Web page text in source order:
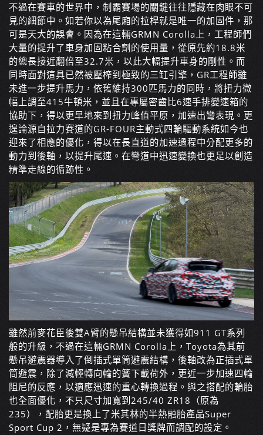
不過在賽車的世界中，制霸賽場的關鍵往往隱藏在肉眼不可
見的細節中。如若你以為尾廂的拉桿就是唯一的加固件，那
可是天大的誤會。因為在這輛GRMN Corolla上，工程師們
大量的提升了車身加固粘合劑的使用量，從原先約18.8米
的總長接近翻倍至32.7米，以此大幅提升車身的剛性。而
同時面對這具已然被壓榨到極致的三缸引擎，GR工程師雖
未進一步提升馬力，依舊維持300匹馬力的同時，將扭力微
幅上調至415牛頓米，並且在專屬密齒比6速手排變速箱的
協助下，得以更早地來到扭力峰值平原，加速出彎表現。更
遑論源自拉力賽道的GR-FOUR主動式四輪驅動系統如今也
迎來了相應的優化，得以在長直道的加速過程中分配更多的
動力到後軸，以提升尾速。在彎道中迅速變換也更足以創造
精準走線的循跡性。
雖然前麥花臣後雙A臂的懸吊結構並未獲得如911 GT系列
般的升級，不過在這輛GRMN Corolla上，Toyota為其前
懸吊避震器導入了倒插式單筒避震結構，後軸改為正插式單
筒避震，除了減輕轉向輪的簧下載荷外，更近一步加速四輪
阻尼的反應，以適應迅速的重心轉換過程。與之搭配的輪胎
也全面優化，不只尺寸加寬到245/40 ZR18（原為
235），配胎更是換上了米其林的半熱融胎產品Super
Sport Cup 2，無疑是專為賽道日獎牌而調配的設定。